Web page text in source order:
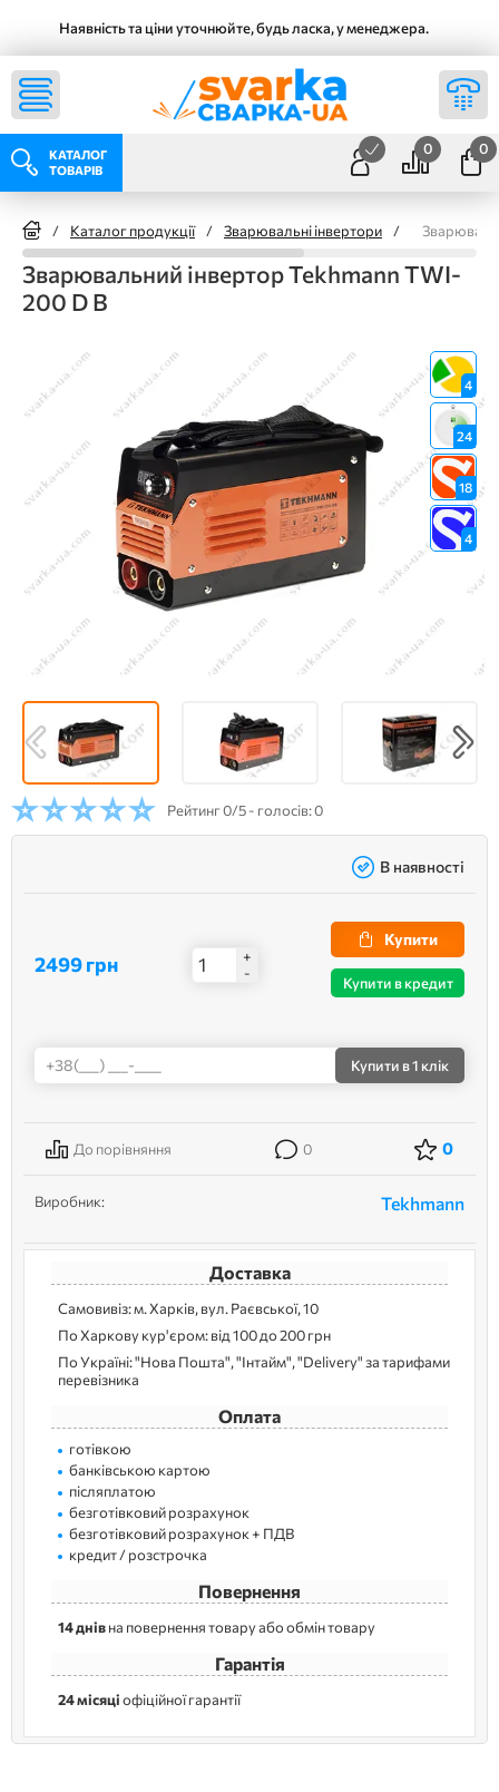
Наявність та ціни уточнюйте, будь ласка, у менеджера.
КАТАЛОГ
ТОВАРІВ
0 0
/ Каталог продукції / Зварювальні інвертори /
Зварювальний інвертор Tekhmann TWI-
200 D В
4
24
18
4
Рейтинг0/5 - голосів: 0
В наявності
2499 грн
+
-
Купити
Купити в кредит
Купити в 1 клік
До порівняння 0 0
Виробник: Tekhmann
Доставка
Самовивіз: м. Харків, вул. Раєвської, 10
По Харкову кур'єром: від 100 до 200 грн
По Україні: "Нова Пошта", "Інтайм", "Delivery" за тарифами
перевізника
Оплата
готівкою
банківською картою
післяплатою
безготівковий розрахунок
безготівковий розрахунок + ПДВ
кредит / розстрочка
Повернення
14 днівна повернення товару або обмін товару
Гарантія
24 місяціофіційної гарантії